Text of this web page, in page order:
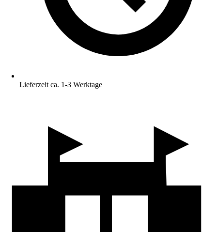
Lieferzeit ca. 1-3 Werktage